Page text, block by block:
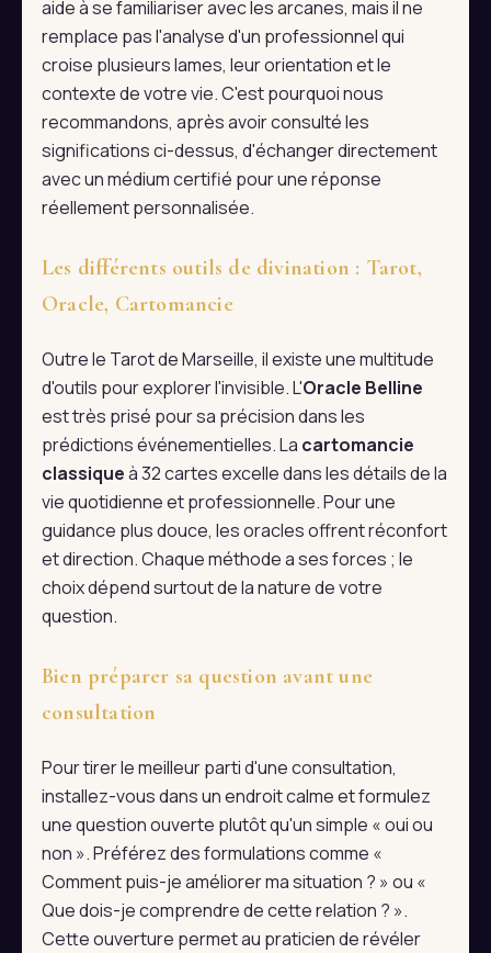
aide à se familiariser avec les arcanes, mais il ne
remplace pas l'analyse d'un professionnel qui
croise plusieurs lames, leur orientation et le
contexte de votre vie. C'est pourquoi nous
recommandons, après avoir consulté les
significations ci-dessus, d'échanger directement
avec un médium certifié pour une réponse
réellement personnalisée.
Les différents outils de divination : Tarot,
Oracle, Cartomancie
Outre le Tarot de Marseille, il existe une multitude
d'outils pour explorer l'invisible. L'Oracle Belline
est très prisé pour sa précision dans les
prédictions événementielles. La cartomancie
classiqueà 32 cartes excelle dans les détails de la
vie quotidienne et professionnelle. Pour une
guidance plus douce, les oracles offrent réconfort
et direction. Chaque méthode a ses forces ; le
choix dépend surtout de la nature de votre
question.
Bien préparer sa question avant une
consultation
Pour tirer le meilleur parti d'une consultation,
installez-vous dans un endroit calme et formulez
une question ouverte plutôt qu'un simple « oui ou
non ». Préférez des formulations comme «
Comment puis-je améliorer ma situation ? » ou «
Que dois-je comprendre de cette relation ? ».
Cette ouverture permet au praticien de révéler